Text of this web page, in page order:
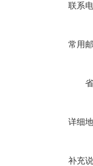
联系
常用
详细
补充